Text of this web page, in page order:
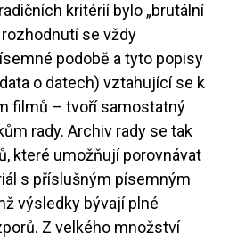
kritérií bylo „brutální
rozhodnutí se vždy
podobě a tyto popisy
o datech) vztahující se k
filmů – tvoří samostatný
rady. Archiv rady se tak
které umožňují porovnávat
s příslušným písemným
výsledky bývají plné
Z velkého množství